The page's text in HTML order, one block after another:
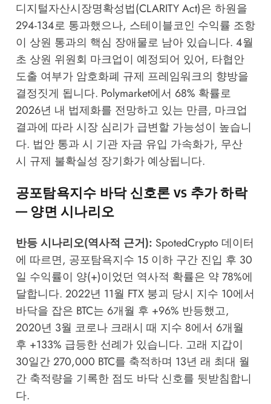
디지털자산시장명확성법(CLARITY Act)은 하원을
294-134로 통과했으나, 스테이블코인 수익률 조항
이 상원 통과의 핵심 장애물로 남아 있습니다. 4월
초 상원 위원회 마크업이 예정되어 있어, 타협안
도출 여부가 암호화폐 규제 프레임워크의 향방을
결정짓게 됩니다. Polymarket에서 68% 확률로
2026년 내 법제화를 전망하고 있는 만큼, 마크업
결과에 따라 시장 심리가 급변할 가능성이 높습니
다. 법안 통과 시 기관 자금 유입 가속화가, 무산
시 규제 불확실성 장기화가 예상됩니다.
공포탐욕지수 바닥 신호론 vs 추가 하락
— 양면 시나리오
반등 시나리오(역사적 근거): SpotedCrypto데이터
에 따르면, 공포탐욕지수 15 이하 구간 진입 후 30
일 수익률이 양(+)이었던 역사적 확률은 약 78%에
달합니다. 2022년 11월 FTX 붕괴 당시 지수 10에서
바닥을 잡은 BTC는 6개월 후 +96% 반등했고,
2020년 3월 코로나 크래시 때 지수 8에서 6개월
후 +133% 급등한 선례가 있습니다. 고래 지갑이
30일간 270,000 BTC를 축적하며 13년 래 최대 월
간 축적량을 기록한 점도 바닥 신호를 뒷받침합니
다.